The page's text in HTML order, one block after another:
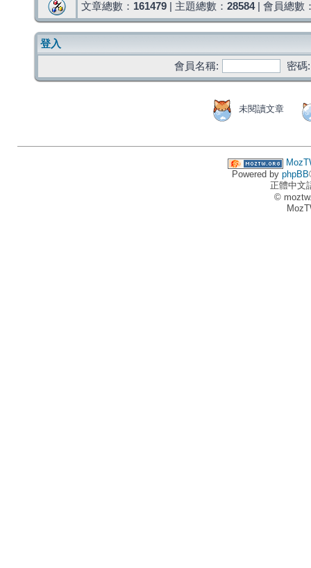
文章總數： 161479 | 主題總數： 28584| 會員總數
登入
會員名稱:
密碼:
未閱讀文章
Powered by phpBB
正體中文
©